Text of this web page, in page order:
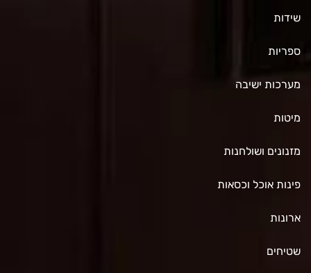
שידות
ספריות
מערכות ישיבה
מיטות
מזנונים ושולחנות
פינות אוכל וכסאות
ארונות
שטיחים